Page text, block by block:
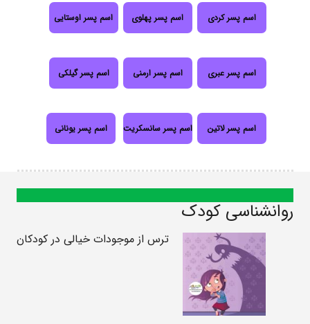
اسم پسر کردی اسم پسر پهلوی اسم پسر اوستایی
اسم پسر عبری اسم پسر ارمنی اسم پسر گیلکی
اسم پسر لاتین اسم پسر سانسکریت اسم پسر یونانی
روانشناسی کودک
ترس از موجودات خیالی در کودکان